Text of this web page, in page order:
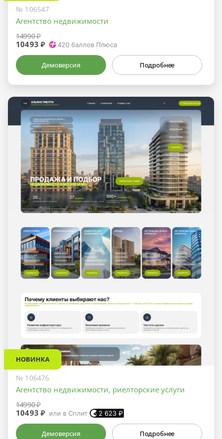
№ 106547
Агентство недвижимости
14990 ₽
10493 ₽ 420 баллов Плюса
Демоверсия Подробнее
НОВИНКА
№ 106476
Агентство недвижимости, риелторские услуги
14990 ₽
10493 ₽ или в Сплит 2 623 ₽
Демоверсия Подробнее